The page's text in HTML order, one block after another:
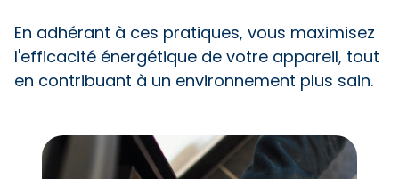
En adhérant à ces pratiques, vous maximisez
l'efficacité énergétique de votre appareil, tout
en contribuant à un environnement plus sain.